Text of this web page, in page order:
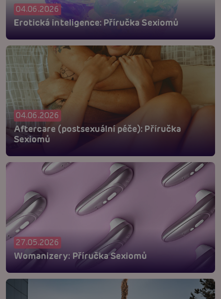
04.06.2026
Erotická inteligence: Příručka Sexiomů
04.06.2026
Aftercare (postsexuální péče): Příručka
Sexiomů
27.05.2026
Womanizery: Příručka Sexiomů